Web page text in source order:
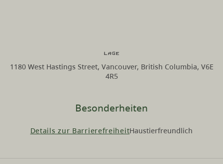
Besonderheiten
Details zur BarrierefreiheitHaustierfreundlich
Lage
1180 West Hastings Street, Vancouver, British Columbia, V6E
4R5